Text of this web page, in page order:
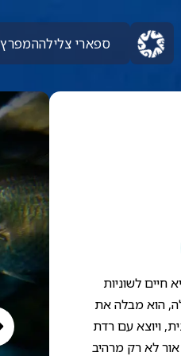
ספארי צלילה
חיים לשוניות
הוא מבלה את
ויוצא עם רדת
אור לא רק מרהיב